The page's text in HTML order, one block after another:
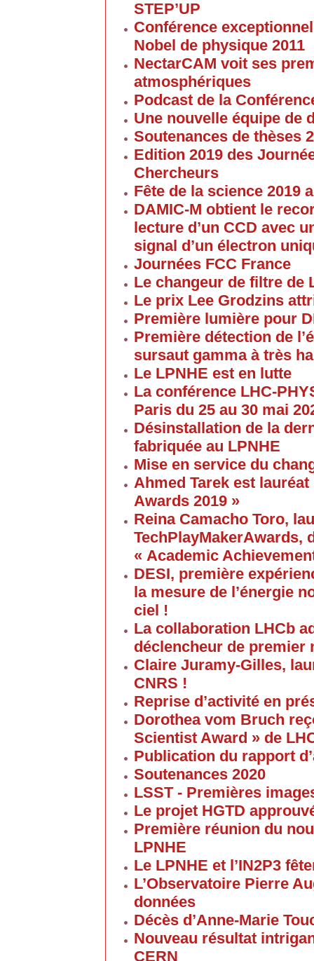
STEP’UP
Conférence
Nobel de physique 2011
NectarCAM voit ses
atmosphériques
Podcast de la
Une nouvelle équipe de
Soutenances de thèses
Edition 2019 des
Chercheurs
Fête de la science 2019
DAMIC-M obtient le
lecture d’un CCD avec
signal d’un électron
Journées FCC France
Le changeur de filtre de
Le prix Lee Grodzins
Première lumière pour
Première détection de
sursaut gamma à très
Le LPNHE est en lutte
La conférence LHC-
Paris du 25 au 30 mai
Désinstallation de la
fabriquée au LPNHE
Mise en service du
Ahmed Tarek est
Awards 2019 »
Reina Camacho Toro,
TechPlayMakerAwards,
« Academic
DESI, première
la mesure de l’énergie
ciel !
La collaboration LHCb
déclencheur de premier
Claire Juramy-Gilles,
CNRS !
Reprise d’activité en
Dorothea vom Bruch
Scientist Award » de
Publication du rapport
Soutenances 2020
LSST - Premières
Le projet HGTD
Première réunion du
LPNHE
Le LPNHE et l’IN2P3
L’Observatoire Pierre
données
Décès d’Anne-Marie
Nouveau résultat
CERN